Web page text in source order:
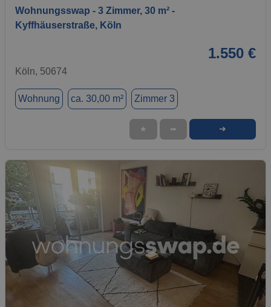
Wohnungsswap - 3 Zimmer, 30 m² -
Kyffhäuserstraße, Köln
1.550 €
Köln, 50674
Wohnung ca. 30,00 m² Zimmer 3
★ ➦ ➜